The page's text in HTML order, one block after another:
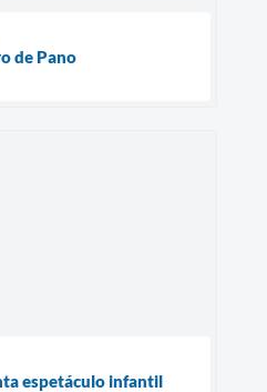
de Pano
espetáculo infantil